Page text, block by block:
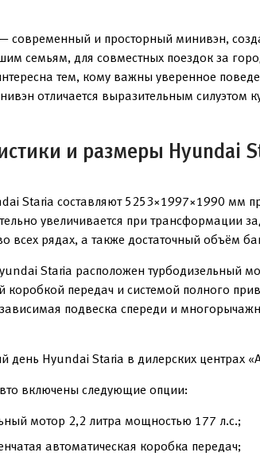
современный и просторный минивэн,
семьям, для совместных поездок за
тем, кому важны уверенное
отличается выразительным
и размеры Hyundai
Staria составляют 5253×1997×1990 мм
увеличивается при трансформации
всех рядах, а также достаточный объём
Staria расположен турбодизельный
коробкой передач и системой полного
подвеска спереди и
день Hyundai Staria в дилерских центрах
включены следующие опции:
мотор 2,2 литра мощностью 177 л.с.;
автоматическая коробка передач;